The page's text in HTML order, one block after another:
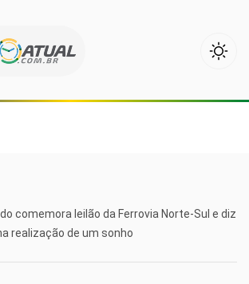
comemora leilão da Ferrovia Norte-Sul e diz
realização de um sonho